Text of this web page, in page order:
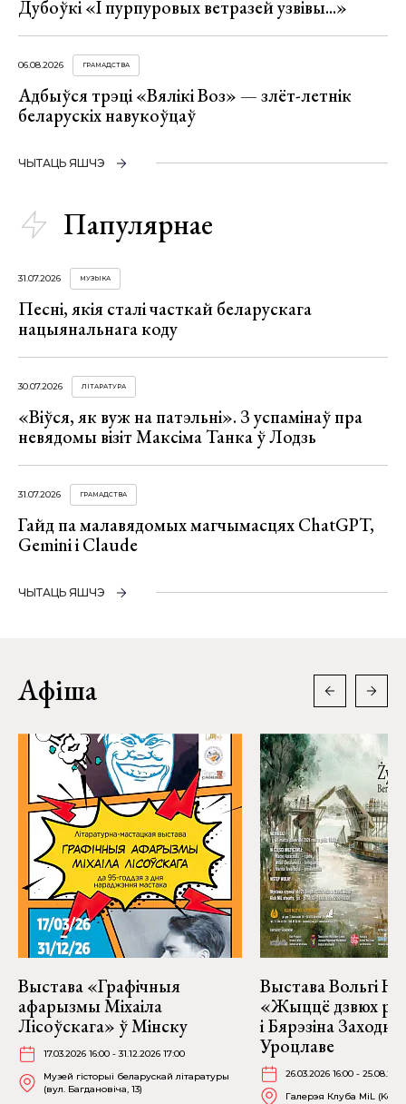
Дубоўкі «І пурпуровых ветразей узвівы...»
06.08.2026 ГРАМАДСТВА
Адбыўся трэці «Вялікі Воз» — злёт-летнік
беларускіх навукоўцаў
ЧЫТАЦЬ ЯШЧЭ
Папулярнае
31.07.2026 МУЗЫКА
Песні, якія сталі часткай беларускага
нацыянальнага коду
30.07.2026 ЛІТАРАТУРА
«Віўся, як вуж на патэльні». З успамінаў пра
невядомы візіт Максіма Танка ў Лодзь
31.07.2026 ГРАМАДСТВА
Гайд па малавядомых магчымасцях ChatGPT,
Gemini і Claude
ЧЫТАЦЬ ЯШЧЭ
Афіша
Выстава «Графічныя
афарызмы Міхаіла
Лісоўскага» ў Мінску
17.03.2026 16:00 - 31.12.2026 17:00
Музей гісторыі беларускай літаратуры
(вул. Багдановіча, 13)
Выстава Вольгі
«Жыццё дзвюх
і Бярэзіна
Уроцлаве
26.03.2026 16:00 -
Галерэя Клуба MiL